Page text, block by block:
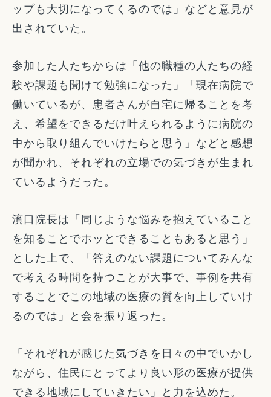
ップも大切になってくるのでは」などと意見が
出されていた。
参加した人たちからは「他の職種の人たちの経
験や課題も聞けて勉強になった」「現在病院で
働いているが、患者さんが自宅に帰ることを考
え、希望をできるだけ叶えられるように病院の
中から取り組んでいけたらと思う」などと感想
が聞かれ、それぞれの立場での気づきが生まれ
ているようだった。
濱口院長は「同じような悩みを抱えていること
を知ることでホッとできることもあると思う」
とした上で、「答えのない課題についてみんな
で考える時間を持つことが大事で、事例を共有
することでこの地域の医療の質を向上していけ
るのでは」と会を振り返った。
「それぞれが感じた気づきを日々の中でいかし
ながら、住民にとってより良い形の医療が提供
できる地域にしていきたい」と力を込めた。